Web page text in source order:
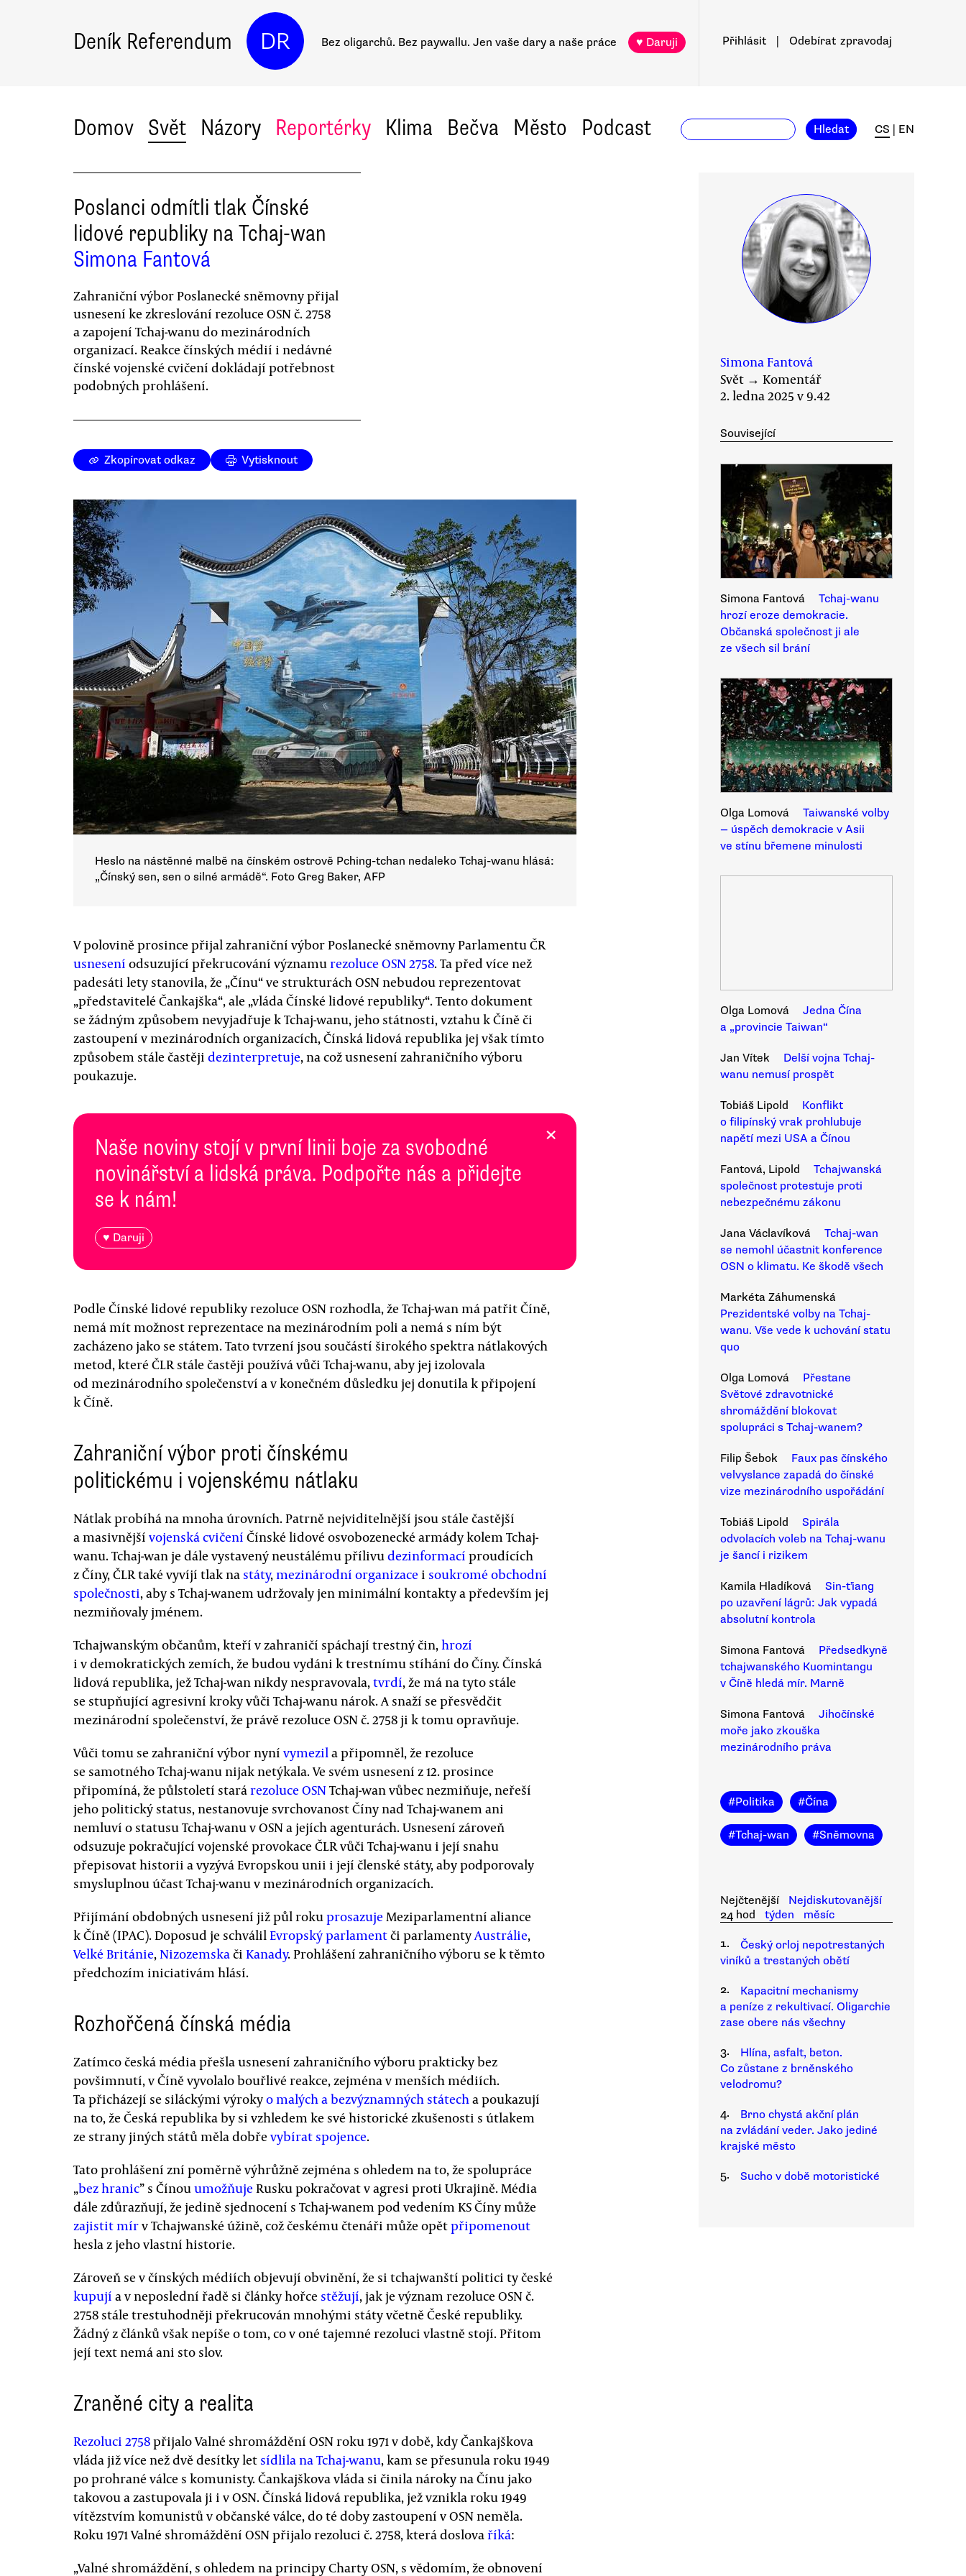
Deník Referendum DR Bez oligarchů. Bez paywallu. Jen vaše dary a naše práce ♥ Daruji Přihlásit Odebírat zpravodaj
Domov Svět Názory Reportérky Klima Bečva Město Podcast Hledat CS EN
Poslanci odmítli tlak Čínské
lidové republiky na Tchaj-wan
Simona Fantová
Zahraniční výbor Poslanecké sněmovny přijal
usnesení ke zkreslování rezoluce OSN č. 2758
a zapojení Tchaj-wanu do mezinárodních
organizací. Reakce čínských médií i nedávné
čínské vojenské cvičení dokládají potřebnost
podobných prohlášení.
Zkopírovat odkaz Vytisknout
Heslo na nástěnné malbě na čínském ostrově Pching-tchan nedaleko Tchaj-wanu hlásá:
„Čínský sen, sen o silné armádě“. Foto Greg Baker, AFP
V polovině prosince přijal zahraniční výbor Poslanecké sněmovny Parlamentu ČR
usnesení odsuzující překrucování významurezoluce OSN 2758. Ta před více než
padesáti lety stanovila, že „Čínu“ ve strukturách OSN nebudou reprezentovat
„představitelé Čankajška“, ale „vláda Čínské lidové republiky“. Tento dokument
se žádným způsobem nevyjadřuje k Tchaj-wanu, jeho státnosti, vztahu k Číně či
zastoupení v mezinárodních organizacích, Čínská lidová republika jej však tímto
způsobem stále častěji dezinterpretuje, na což usnesení zahraničního výboru
poukazuje.
Naše noviny stojí v první linii boje za svobodné
novinářství a lidská práva. Podpořte nás a přidejte
se k nám!
♥ Daruji
×
Podle Čínské lidové republiky rezoluce OSN rozhodla, že Tchaj-wan má patřit Číně,
nemá mít možnost reprezentace na mezinárodním poli a nemá s ním být
zacházeno jako se státem. Tato tvrzení jsou součástí širokého spektra nátlakových
metod, které ČLR stále častěji používá vůči Tchaj-wanu, aby jej izolovala
od mezinárodního společenství a v konečném důsledku jej donutila k připojení
k Číně.
Zahraniční výbor proti čínskému
politickému i vojenskému nátlaku
Nátlak probíhá na mnoha úrovních. Patrně nejviditelnější jsou stále častější
a masivnější vojenská cvičení Čínské lidové osvobozenecké armády kolem Tchaj-
wanu. Tchaj-wan je dále vystavený neustálému přílivudezinformací proudících
z Číny, ČLR také vyvíjí tlak na státy,mezinárodní organizacei soukromé obchodní
společnosti, aby s Tchaj-wanem udržovaly jen minimální kontakty a především jej
nezmiňovaly jménem.
Tchajwanským občanům, kteří v zahraničí spáchají trestný čin,hrozí
i v demokratických zemích, že budou vydáni k trestnímu stíhání do Číny. Čínská
lidová republika, jež Tchaj-wan nikdy nespravovala,tvrdí, že má na tyto stále
se stupňující agresivní kroky vůči Tchaj-wanu nárok. A snaží se přesvědčit
mezinárodní společenství, že právě rezoluce OSN č. 2758 ji k tomu opravňuje.
Vůči tomu se zahraniční výbor nyní vymezila připomněl, že rezoluce
se samotného Tchaj-wanu nijak netýkala. Ve svém usnesení z 12. prosince
připomíná, že půlstoletí starárezoluce OSNTchaj-wan vůbec nezmiňuje, neřeší
jeho politický status, nestanovuje svrchovanost Číny nad Tchaj-wanem ani
nemluví o statusu Tchaj-wanu v OSN a jejích agenturách. Usnesení zároveň
odsuzuje pokračující vojenské provokace ČLR vůči Tchaj-wanu i její snahu
přepisovat historii a vyzývá Evropskou unii i její členské státy, aby podporovaly
smysluplnou účast Tchaj-wanu v mezinárodních organizacích.
Přijímání obdobných usnesení již půl rokuprosazujeMeziparlamentní aliance
k Číně (IPAC). Doposud je schválilEvropský parlamentči parlamentyAustrálie,
Velké Británie,Nizozemskači Kanady. Prohlášení zahraničního výboru se k těmto
předchozím iniciativám hlásí.
Rozhořčená čínská média
Zatímco česká média přešla usnesení zahraničního výboru prakticky bez
povšimnutí, v Číně vyvolalo bouřlivé reakce, zejména v menších médiích.
Ta přicházejí se siláckými výrokyo malých a bezvýznamných státecha poukazují
na to, že Česká republika by si vzhledem ke své historické zkušenosti s útlakem
ze strany jiných států měla dobřevybírat spojence.
Tato prohlášení zní poměrně výhrůžně zejména s ohledem na to, že spolupráce
„bez hranic” s ČínouumožňujeRusku pokračovat v agresi proti Ukrajině. Média
dále zdůrazňují, že jedině sjednocení s Tchaj-wanem pod vedením KS Číny může
zajistit mírv Tchajwanské úžině, což českému čtenáři může opětpřipomenout
hesla z jeho vlastní historie.
Zároveň se v čínských médiích objevují obvinění, že si tchajwanští politici ty české
kupují a v neposlední řadě si články hořce stěžují, jak je význam rezoluce OSN č.
2758 stále trestuhodněji překrucován mnohými státy včetně České republiky.
Žádný z článků však nepíše o tom, co v oné tajemné rezoluci vlastně stojí. Přitom
její text nemá ani sto slov.
Zraněné city a realita
Rezoluci 2758přijalo Valné shromáždění OSN roku 1971 v době, kdy Čankajškova
vláda již více než dvě desítky let sídlila na Tchaj-wanu, kam se přesunula roku 1949
po prohrané válce s komunisty. Čankajškova vláda si činila nároky na Čínu jako
takovou a zastupovala ji i v OSN. Čínská lidová republika, jež vznikla roku 1949
vítězstvím komunistů v občanské válce, do té doby zastoupení v OSN neměla.
Roku 1971 Valné shromáždění OSN přijalo rezoluci č. 2758, která doslovaříká:
„Valné shromáždění, s ohledem na principy Charty OSN, s vědomím, že obnovení
Simona Fantová
Svět → Komentář
2. ledna 2025 v 9.42
Související
Simona Fantová
Tchaj-wanu
hrozí eroze demokracie.
Občanská společnost ji ale
ze všech sil brání
Olga Lomová
Taiwanské volby
— úspěch demokracie v Asii
ve stínu břemene minulosti
Olga Lomová
Jedna Čína
a „provincie Taiwan“
Jan Vítek
Delší vojna Tchaj-
wanu nemusí prospět
Tobiáš Lipold
Konflikt
o filipínský vrak prohlubuje
napětí mezi USA a Čínou
Fantová, Lipold
Tchajwanská
společnost protestuje proti
nebezpečnému zákonu
Jana Václavíková
Tchaj-wan
se nemohl účastnit konference
OSN o klimatu. Ke škodě všech
Markéta Záhumenská
Prezidentské volby na Tchaj-
wanu. Vše vede k uchování statu
quo
Olga Lomová
Přestane
Světové zdravotnické
shromáždění blokovat
spolupráci s Tchaj-wanem?
Filip Šebok
Faux pas čínského
velvyslance zapadá do čínské
vize mezinárodního uspořádání
Tobiáš Lipold
Spirála
odvolacích voleb na Tchaj-wanu
je šancí i rizikem
Kamila Hladíková
Sin-ťiang
po uzavření lágrů: Jak vypadá
absolutní kontrola
Simona Fantová
Předsedkyně
tchajwanského Kuomintangu
v Číně hledá mír. Marně
Simona Fantová
Jihočínské
moře jako zkouška
mezinárodního práva
#Politika #Čína
#Tchaj-wan #Sněmovna
Nejčtenější
Nejdiskutovanější
24 hod
týden
měsíc
1.
Český orloj nepotrestaných
viníků a trestaných obětí
2.
Kapacitní mechanismy
a peníze z rekultivací. Oligarchie
zase obere nás všechny
3.
Hlína, asfalt, beton.
Co zůstane z brněnského
velodromu?
4.
Brno chystá akční plán
na zvládání veder. Jako jediné
krajské město
5.
Sucho v době motoristické